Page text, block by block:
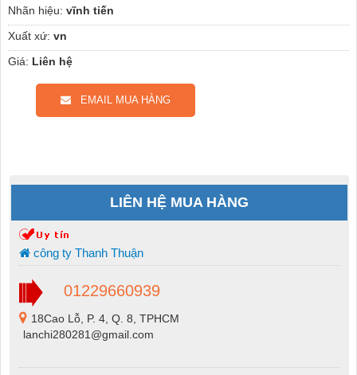
Nhãn hiệu: vĩnh tiến
Xuất xứ: vn
Giá: Liên hệ
EMAIL MUA HÀNG
LIÊN HỆ MUA HÀNG
công ty Thanh Thuận
01229660939
18Cao Lỗ, P. 4, Q. 8, TPHCM
lanchi280281@gmail.com